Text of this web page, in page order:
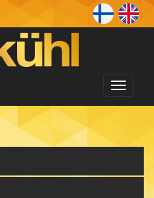
Toggle